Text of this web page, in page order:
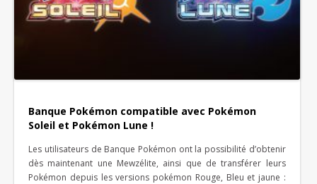
Banque Pokémon compatible avec Pokémon
Soleil et Pokémon Lune !
Les utilisateurs de Banque Pokémon ont la possibilité d’obtenir
dès maintenant une Mewzélite, ainsi que de transférer leurs
Pokémon depuis les versions pokémon Rouge, Bleu et jaune :